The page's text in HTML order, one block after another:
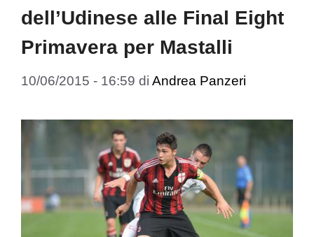
dell’Udinese alle Final Eight
Primavera per Mastalli
10/06/2015 - 16:59 di Andrea Panzeri